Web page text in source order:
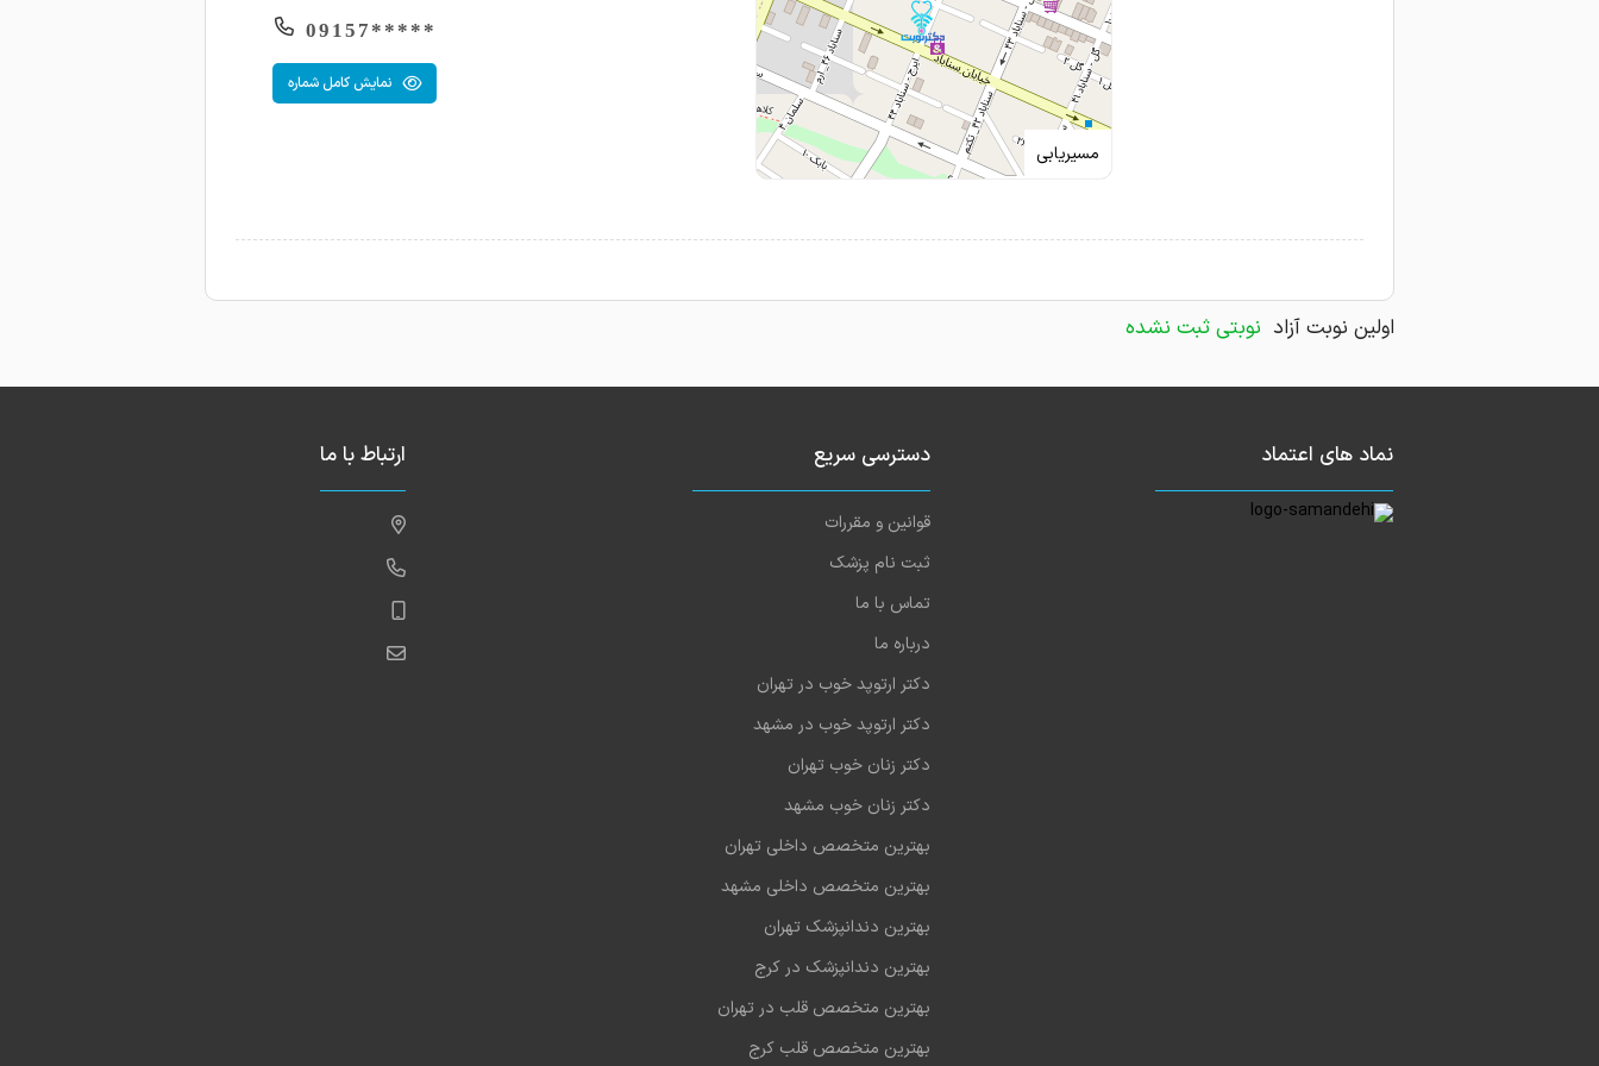
اولین نوبت آزاد نوبتی ثبت نشده
مسیریابی
*****09157
نمایش کامل شماره
نماد های اعتماد دسترسی سریع
قوانین و مقررات
ثبت نام پزشک
تماس با ما
درباره ما
دکتر ارتوپد خوب در تهران
دکتر ارتوپد خوب در مشهد
دکتر زنان خوب تهران
دکتر زنان خوب مشهد
بهترین متخصص داخلی تهران
بهترین متخصص داخلی مشهد
بهترین دندانپزشک تهران
بهترین دندانپزشک در کرج
بهترین متخصص قلب در تهران
بهترین متخصص قلب کرج
ارتباط با ما